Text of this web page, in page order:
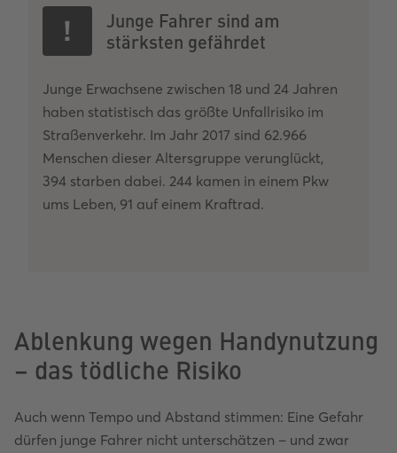
Junge Fahrer sind am
stärksten gefährdet
Junge Erwachsene zwischen 18 und 24 Jahren
haben statistisch das größte Unfallrisiko im
Straßenverkehr. Im Jahr 2017 sind 62.966
Menschen dieser Altersgruppe verunglückt,
394 starben dabei. 244 kamen in einem Pkw
ums Leben, 91 auf einem Kraftrad.
Ablenkung wegen Handynutzung
– das tödliche Risiko
Auch wenn Tempo und Abstand stimmen: Eine Gefahr
dürfen junge Fahrer nicht unterschätzen – und zwar